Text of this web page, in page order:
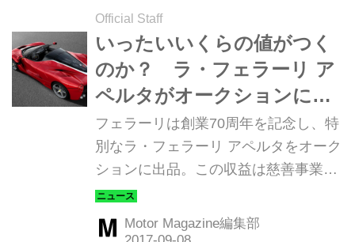
Official Staff
いったいいくらの値がつく
のか？ ラ・フェラーリ ア
ペルタがオークションに出
品される！
フェラーリは創業70周年を記念し、特
別なラ・フェラーリ アペルタをオーク
ションに出品。この収益は慈善事業団
体のセーブ・ザ・チルドレンを支援す
るために寄付される。
Motor Magazine編集部